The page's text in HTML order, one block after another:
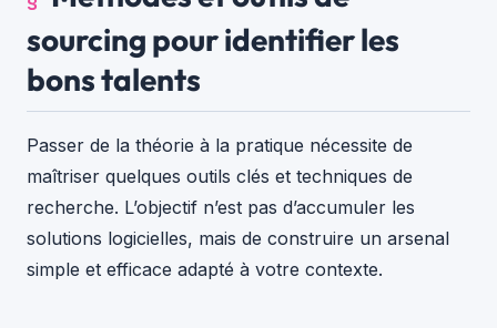
sourcing pour identifier les
bons talents
Passer de la théorie à la pratique nécessite de
maîtriser quelques outils clés et techniques de
recherche. L’objectif n’est pas d’accumuler les
solutions logicielles, mais de construire un arsenal
simple et efficace adapté à votre contexte.